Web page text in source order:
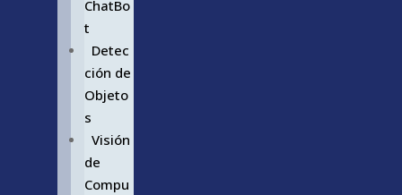
ChatBo
t
Detec
ción de
Objeto
s
Visión
de
Compu